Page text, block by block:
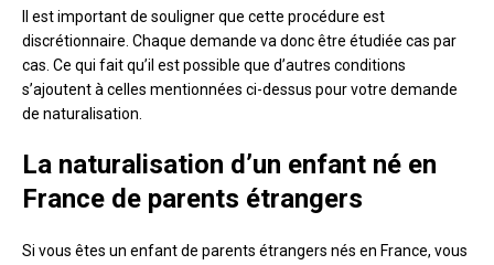
Il est important de souligner que cette procédure est
discrétionnaire. Chaque demande va donc être étudiée cas par
cas. Ce qui fait qu’il est possible que d’autres conditions
s’ajoutent à celles mentionnées ci-dessus pour votre demande
de naturalisation.
La naturalisation d’un enfant né en
France de parents étrangers
Si vous êtes un enfant de parents étrangers nés en France, vous